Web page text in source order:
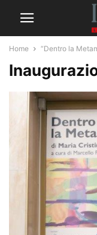
Home “Dentro la